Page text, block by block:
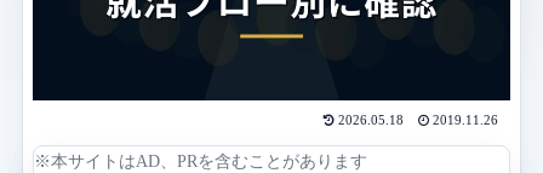
2026.05.18 2019.11.26
※本サイトはAD、PRを含むことがあります